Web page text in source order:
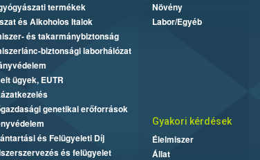
termékek
és Alkoholos Italok
és takarmánybiztonság
biztonsági laborhálózat
ügyek, EUTR
genetikai erőforrások
és Felügyeleti Díj
és felügyelet
Növény
Labor/Egyéb
Gyakori kérdések
Élelmiszer
Állat